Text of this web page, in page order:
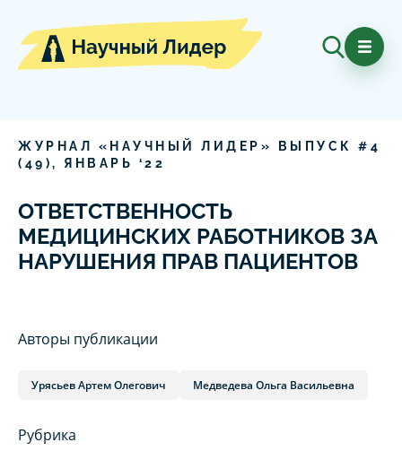
ЖУРНАЛ «НАУЧНЫЙ ЛИДЕР» ВЫПУСК # 4
( 49 ), ЯНВАРЬ ‘22
ОТВЕТСТВЕННОСТЬ
МЕДИЦИНСКИХ РАБОТНИКОВ ЗА
НАРУШЕНИЯ ПРАВ ПАЦИЕНТОВ
Авторы публикации
Урясьев Артем Олегович Медведева Ольга Васильевна
Рубрика